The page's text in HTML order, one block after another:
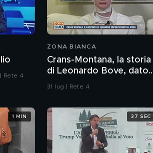
Rete 4
ZONA BIANCA
Crans-Montana, la storia
di Leonardo Bove, dato
per disperso nel rogo
31 lug | Rete 4
1 MIN 37 SEC